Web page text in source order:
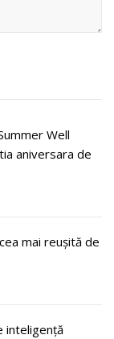
Well
aniversara de
mai reușită de
inteligență